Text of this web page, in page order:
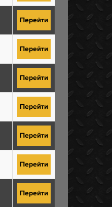
Перейти
Перейти
Перейти
Перейти
Перейти
Перейти
Перейти